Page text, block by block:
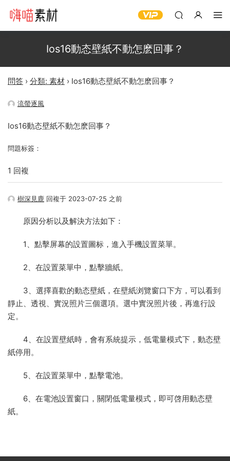
Ios16動态壁紙不動怎麽回事？
問答 › 分類: 素材 › Ios16動态壁紙不動怎麽回事？
流螢逐風
Ios16動态壁紙不動怎麽回事？
問題标簽：
1 回複
樹深見鹿 回複于 2023-07-25 之前
原因分析以及解決方法如下：
1、點擊屏幕的設置圖标，進入手機設置菜單。
2、在設置菜單中，點擊牆紙。
3、選擇喜歡的動态壁紙，在壁紙浏覽窗口下方，可以看到
靜止、透視、實況照片三個選項。選中實況照片後，再進行設
定。
4、在設置壁紙時，會有系統提示，低電量模式下，動态壁
紙停用。
5、在設置菜單中，點擊電池。
6、在電池設置窗口，關閉低電量模式，即可啓用動态壁
紙。